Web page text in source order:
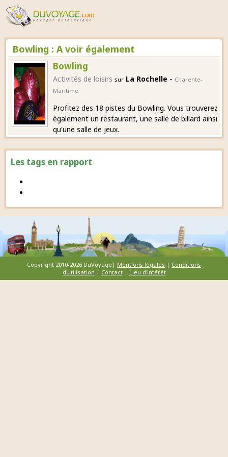
Les tags en rapport
Bowling : A voir également
Bowling
Activités de loisirs sur La Rochelle - Charente-
Maritime
Profitez des 18 pistes du Bowling. Vous trouverez
également un restaurant, une salle de billard ainsi
qu'une salle de jeux.
Copyright 2010-2026 DuVoyage| Mentions légales | Conditions
d'utilisation | Contact| Lieu d'intérêt